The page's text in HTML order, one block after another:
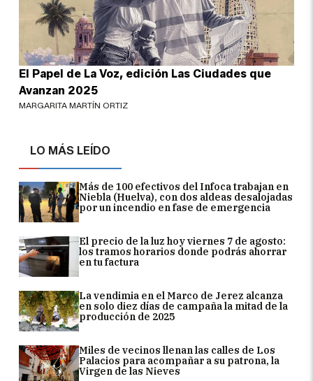
LO MÁS LEÍDO
Más de 100 efectivos del Infoca trabajan en
Niebla (Huelva), con dos aldeas desalojadas
por un incendio en fase de emergencia
El precio de la luz hoy viernes 7 de agosto:
los tramos horarios donde podrás ahorrar
en tu factura
La vendimia en el Marco de Jerez alcanza
en solo diez días de campaña la mitad de la
producción de 2025
Miles de vecinos llenan las calles de Los
Palacios para acompañar a su patrona, la
Virgen de las Nieves
El Papel de La Voz, edición Las Ciudades que
Avanzan 2025
MARGARITA MARTÍN ORTIZ